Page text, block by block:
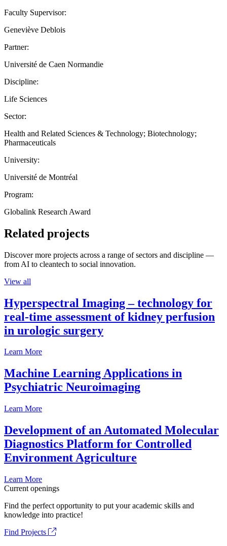
Faculty Supervisor:
Geneviève Deblois
Partner:
Université de Caen Normandie
Discipline:
Life Sciences
Sector:
Health and Related Sciences & Technology; Biotechnology;
Pharmaceuticals
University:
Université de Montréal
Program:
Globalink Research Award
Related projects
Discover more projects across a range of sectors and discipline —
from AI to cleantech to social innovation.
View all
Hyperspectral Imaging – technology for
real-time assessment of kidney perfusion
in urologic surgery
Learn More
Machine Learning Applications in
Psychiatric Neuroimaging
Learn More
Development of an Automated Molecular
Diagnostics Platform for Controlled
Environment Agriculture
Learn More
Current openings
Find the perfect opportunity to put your academic skills and
knowledge into practice!
Find Projects